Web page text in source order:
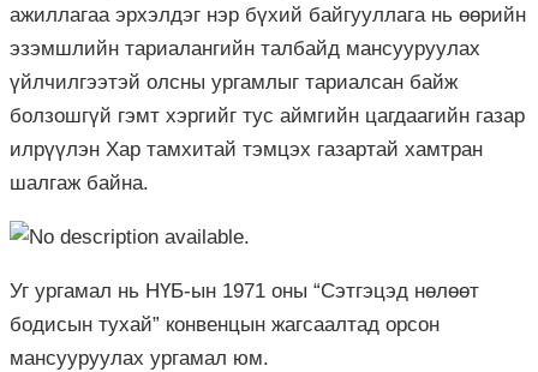
ажиллагаа эрхэлдэг нэр бүхий байгууллага нь өөрийн
эзэмшлийн тариалангийн талбайд мансууруулах
үйлчилгээтэй олсны ургамлыг тариалсан байж
болзошгүй гэмт хэргийг тус аймгийн цагдаагийн газар
илрүүлэн Хар тамхитай тэмцэх газартай хамтран
шалгаж байна.
Уг ургамал нь НҮБ-ын 1971 оны “Сэтгэцэд нөлөөт
бодисын тухай” конвенцын жагсаалтад орсон
мансууруулах ургамал юм.